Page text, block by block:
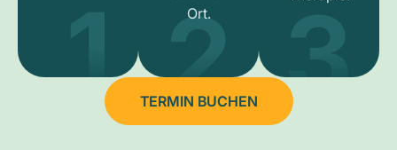
1
Ort.
2 3
TERMIN BUCHEN